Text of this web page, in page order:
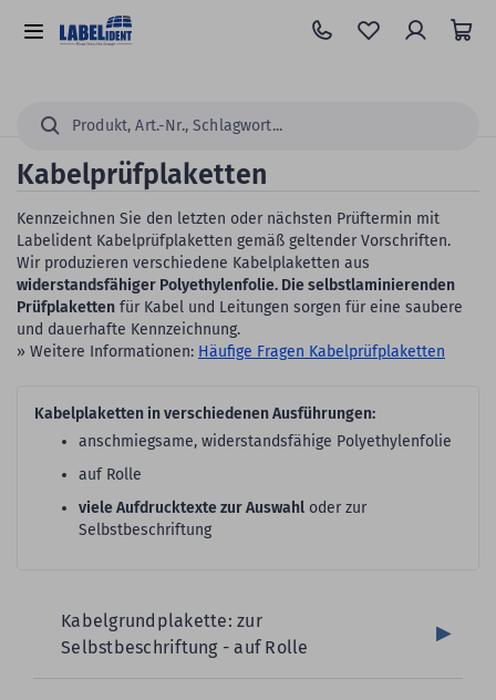
Hauptinhalt
springen
Alle
Suchen...
Kabelprüfplaketten
Kennzeichnen Sie den letzten oder nächsten Prüftermin mit
Labelident Kabelprüfplaketten gemäß geltender Vorschriften.
Wir produzieren verschiedene Kabelplaketten aus
widerstandsfähiger Polyethylenfolie. Die selbstlaminierenden
Prüfplaketten für Kabel und Leitungen sorgen für eine saubere
und dauerhafte Kennzeichnung.
» Weitere Informationen: Häufige Fragen Kabelprüfplaketten
Kabelplaketten in verschiedenen Ausführungen:
anschmiegsame, widerstandsfähige Polyethylenfolie
auf Rolle
viele Aufdrucktexte zur Auswahl oder zur
Selbstbeschriftung
Kabelgrundplakette: zur
Selbstbeschriftung - auf Rolle